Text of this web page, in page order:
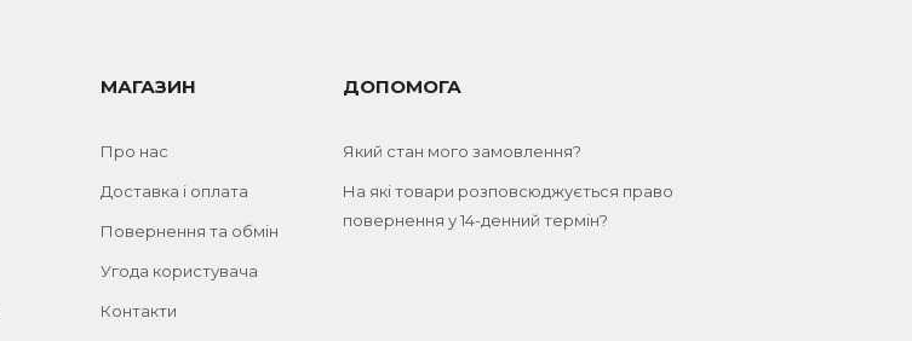
МАГАЗИН
Про нас
Доставка і оплата
Повернення та обмін
Угода користувача
Контакти
ДОПОМОГА
Який стан мого замовлення?
На які товари розповсюджується право
повернення у 14-денний термін?